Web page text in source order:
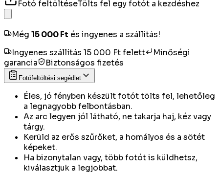
Fotó feltöltéseTölts fel egy fotót a kezdéshez
Még 15 000Ft és ingyenes a szállítás!
Ingyenes szállítás 15 000 Ft felett
Minőségi
garancia
Biztonságos fizetés
Fotófeltöltési segédlet
Éles, jó fényben készült fotót tölts fel, lehetőleg
a legnagyobb felbontásban.
Az arc legyen jól látható, ne takarja haj, kéz vagy
tárgy.
Kerüld az erős szűrőket, a homályos és a sötét
képeket.
Ha bizonytalan vagy, több fotót is küldhetsz,
kiválasztjuk a legjobbat.